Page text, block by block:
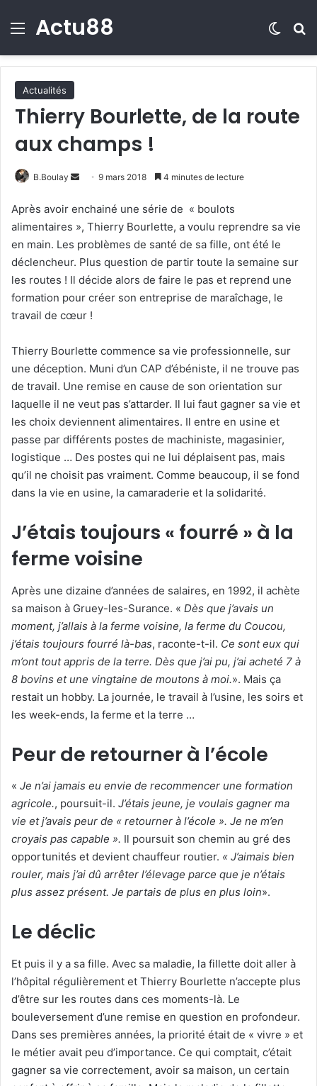
Menu
Actu88
Actualités
Thierry Bourlette, de la route
aux champs !
B.Boulay
v
o
y
e
r
u
n
o
u
r
e
9 mars 2018 4 minutes de lecture
Après avoir enchainé une série de « boulots
alimentaires », Thierry Bourlette, a voulu reprendre sa vie
en main. Les problèmes de santé de sa fille, ont été le
déclencheur. Plus question de partir toute la semaine sur
les routes ! Il décide alors de faire le pas et reprend une
formation pour créer son entreprise de maraîchage, le
travail de cœur !
Thierry Bourlette commence sa vie professionnelle, sur
une déception. Muni d’un CAP d’ébéniste, il ne trouve pas
de travail. Une remise en cause de son orientation sur
laquelle il ne veut pas s’attarder. Il lui faut gagner sa vie et
les choix deviennent alimentaires. Il entre en usine et
passe par différents postes de machiniste, magasinier,
logistique … Des postes qui ne lui déplaisent pas, mais
qu’il ne choisit pas vraiment. Comme beaucoup, il se fond
dans la vie en usine, la camaraderie et la solidarité.
J’étais toujours « fourré » à la
ferme voisine
Après une dizaine d’années de salaires, en 1992, il achète
sa maison à Gruey-les-Surance. « Dès que j’avais un
moment, j’allais à la ferme voisine, la ferme du Coucou,
j’étais toujours fourré là-bas, raconte-t-il. Ce sont eux qui
m’ont tout appris de la terre. Dès que j’ai pu, j’ai acheté 7 à
8 bovins et une vingtaine de moutons à moi.». Mais ça
restait un hobby. La journée, le travail à l’usine, les soirs et
les week-ends, la ferme et la terre …
Peur de retourner à l’école
« Je n’ai jamais eu envie de recommencer une formation
agricole., poursuit-il. J’étais jeune, je voulais gagner ma
vie et j’avais peur de « retourner à l’école ». Je ne m’en
croyais pas capable ». Il poursuit son chemin au gré des
opportunités et devient chauffeur routier. « J’aimais bien
rouler, mais j’ai dû arrêter l’élevage parce que je n’étais
plus assez présent. Je partais de plus en plus loin».
Le déclic
Et puis il y a sa fille. Avec sa maladie, la fillette doit aller à
l’hôpital régulièrement et Thierry Bourlette n’accepte plus
d’être sur les routes dans ces moments-là. Le
bouleversement d’une remise en question en profondeur.
Dans ses premières années, la priorité était de « vivre » et
le métier avait peu d’importance. Ce qui comptait, c’était
gagner sa vie correctement, avoir sa maison, un certain